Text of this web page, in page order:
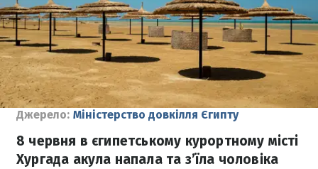
Джерело: Міністерство довкілля Єгипту
8 червня в єгипетському курортному місті
Хургада акула напала та з’їла чоловіка